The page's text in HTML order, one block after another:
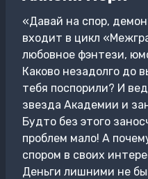
«Давай на спор,
входит в цикл
любовное фэнтези,
Каково незадолго до
тебя поспорили? И
звезда Академии и
Будто без этого
проблем мало! А
спором в своих
Деньги лишними не